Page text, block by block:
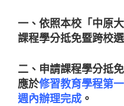
一、依照本校「中原
課程學分抵免暨跨校
二、申請課程學分抵
應於修習教育學程第
週內辦理完成 。